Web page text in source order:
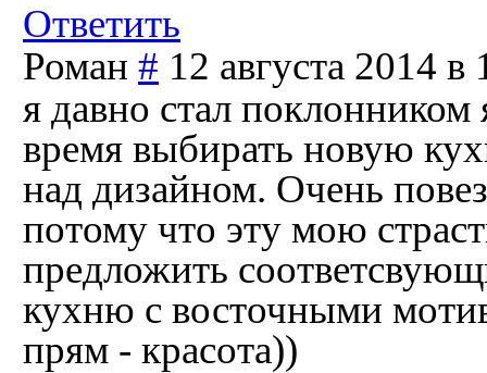
Ответить
Роман # 12 августа 2014 в
я давно стал
время выбирать новую
над дизайном. Очень
потому что эту мою
предложить
кухню с восточными
прям - красота))